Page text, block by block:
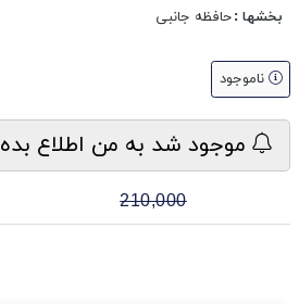
بخشها :حافظه جانبی
ناموجود
موجود شد به من اطلاع بده
210,000